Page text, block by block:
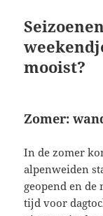
mooist?
Zomer:
In de zomer
alpenweiden
geopend en de
tijd voor